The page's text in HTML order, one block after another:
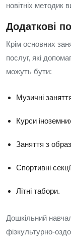
новітніх методик
Додаткові
Крім основних
послуг, які
можуть бути:
Музичні
Курси
Заняття з
Спортивні
Літні табори.
Дошкільний
фізкультурно-